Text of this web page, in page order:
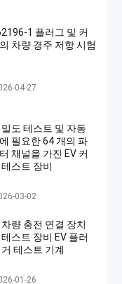
1 플러그 및 커
차량 경주 저항 시험
기 시험 장비
04-27
도 테스트 및 자동
필요한 64 개의 파
채널을 가진 EV 커
스트 장비
기 시험 장비
03-02
량 충전 연결 장치
스트 장비 EV 플러
거 테스트 기계
기 시험 장비
01-26